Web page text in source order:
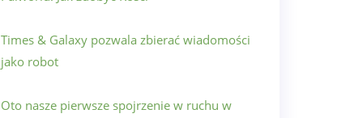
Times & Galaxy pozwala zbierać wiadomości
jako robot
Oto nasze pierwsze spojrzenie w ruchu w